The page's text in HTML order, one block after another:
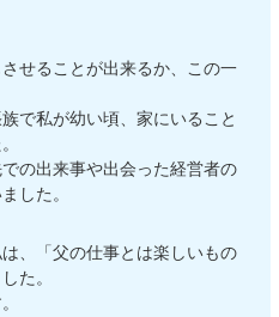
せることが出来るか、この一
で私が幼い頃、家にいること
の出来事や出会った経営者の
した。
、「父の仕事とは楽しいもの
た。